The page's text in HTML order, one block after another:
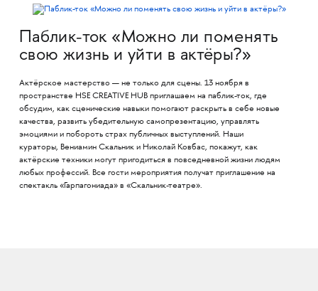
Паблик-ток «Можно ли поменять
свою жизнь и уйти в актёры?»
Актёрское мастерство — не только для сцены. 13 ноября в
пространстве HSE CREATIVE HUB приглашаем на паблик-ток, где
обсудим, как сценические навыки помогают раскрыть в себе новые
качества, развить убедительную самопрезентацию, управлять
эмоциями и побороть страх публичных выступлений. Наши
кураторы, Вениамин Скальник и Николай Ковбас, покажут, как
актёрские техники могут пригодиться в повседневной жизни людям
любых профессий. Все гости мероприятия получат приглашение на
спектакль «Гарпагониада» в «Скальник-театре».